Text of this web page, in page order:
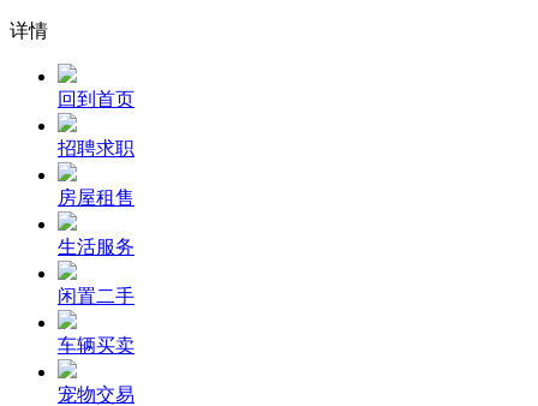
详情
回到首页
招聘求职
房屋租售
生活服务
闲置二手
车辆买卖
宠物交易